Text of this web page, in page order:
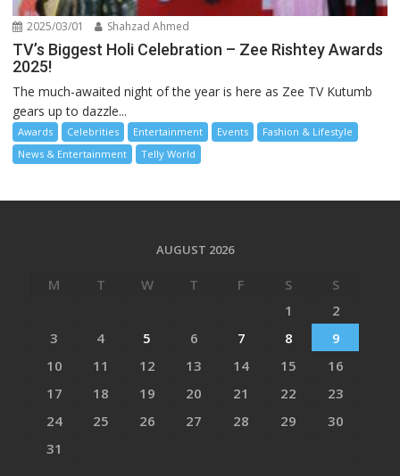
2025/03/01 Shahzad Ahmed
TV’s Biggest Holi Celebration – Zee Rishtey Awards
2025!
The much-awaited night of the year is here as Zee TV Kutumb
gears up to dazzle...
Awards Celebrities Entertainment Events
Fashion & Lifestyle
News & Entertainment
Telly World
AUGUST 2026
M T W T F S
S
1
2
3
4 5 6 7 8
9
10
11 12 13 14 15
16
17
18 19 20 21 22
23
24
25 26 27 28 29
30
31